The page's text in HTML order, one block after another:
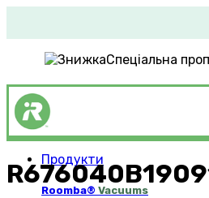
Спеціальна
Продукти
Roomba® Vacuums